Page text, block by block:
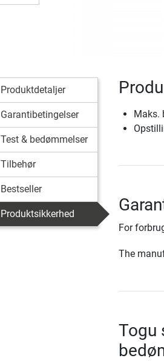
Produktdetaljer
Garantibetingelser
Test & bedømmelser
Tilbehør
Bestseller
Produktsikkerhed
Maks.
For
The
Togu